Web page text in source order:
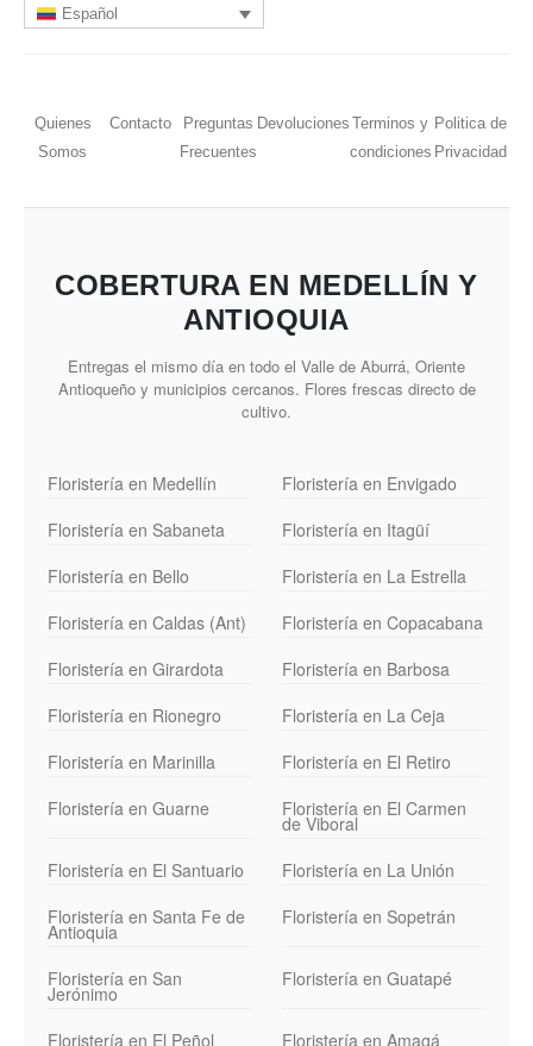
Español
Quienes
Somos
Contacto
Preguntas
Frecuentes
Devoluciones Terminos y
condiciones
Politica de
Privacidad
COBERTURA EN MEDELLÍN Y
ANTIOQUIA
Entregas el mismo día en todo el Valle de Aburrá, Oriente
Antioqueño y municipios cercanos. Flores frescas directo de
cultivo.
Floristería en Medellín
Floristería en Envigado
Floristería en Sabaneta
Floristería en Itagüí
Floristería en Bello
Floristería en La Estrella
Floristería en Caldas (Ant)
Floristería en Copacabana
Floristería en Girardota
Floristería en Barbosa
Floristería en Rionegro
Floristería en La Ceja
Floristería en Marinilla
Floristería en El Retiro
Floristería en Guarne
Floristería en El Carmen
de Viboral
Floristería en El Santuario
Floristería en La Unión
Floristería en Santa Fe de
Antioquia
Floristería en Sopetrán
Floristería en San
Jerónimo
Floristería en Guatapé
Floristería en El Peñol Floristería en Amagá